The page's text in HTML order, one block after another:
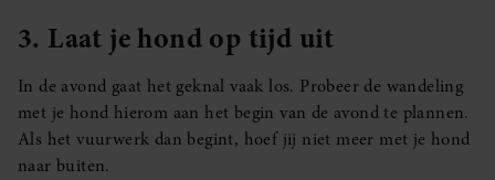
3. Laat je hond op tijd uit
In de avond gaat het geknal vaak los. Probeer de wandeling
met je hond hierom aan het begin van de avond te plannen.
Als het vuurwerk dan begint, hoef jij niet meer met je hond
naar buiten.